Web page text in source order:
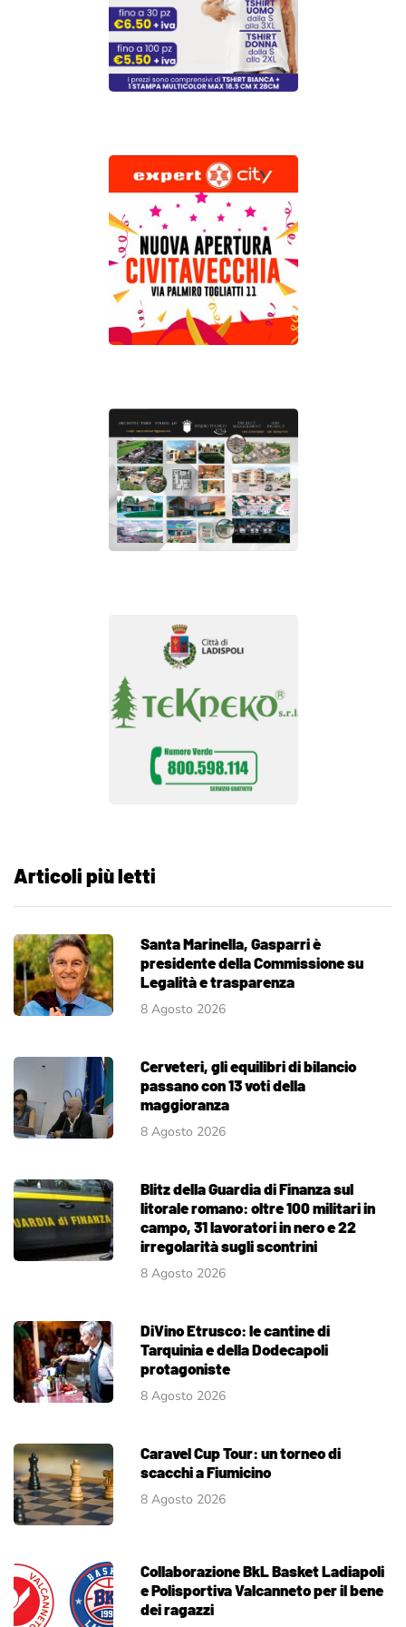
Articoli più letti
Santa Marinella, Gasparri è
presidente della Commissione su
Legalità e trasparenza
8 Agosto 2026
Cerveteri, gli equilibri di bilancio
passano con 13 voti della
maggioranza
8 Agosto 2026
Blitz della Guardia di Finanza sul
litorale romano: oltre 100 militari in
campo, 31 lavoratori in nero e 22
irregolarità sugli scontrini
8 Agosto 2026
DiVino Etrusco: le cantine di
Tarquinia e della Dodecapoli
protagoniste
8 Agosto 2026
Caravel Cup Tour: un torneo di
scacchi a Fiumicino
8 Agosto 2026
Collaborazione BkL Basket Ladiapoli
e Polisportiva Valcanneto per il bene
dei ragazzi